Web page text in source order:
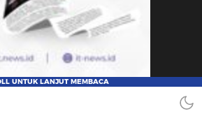
dan Terpercaya